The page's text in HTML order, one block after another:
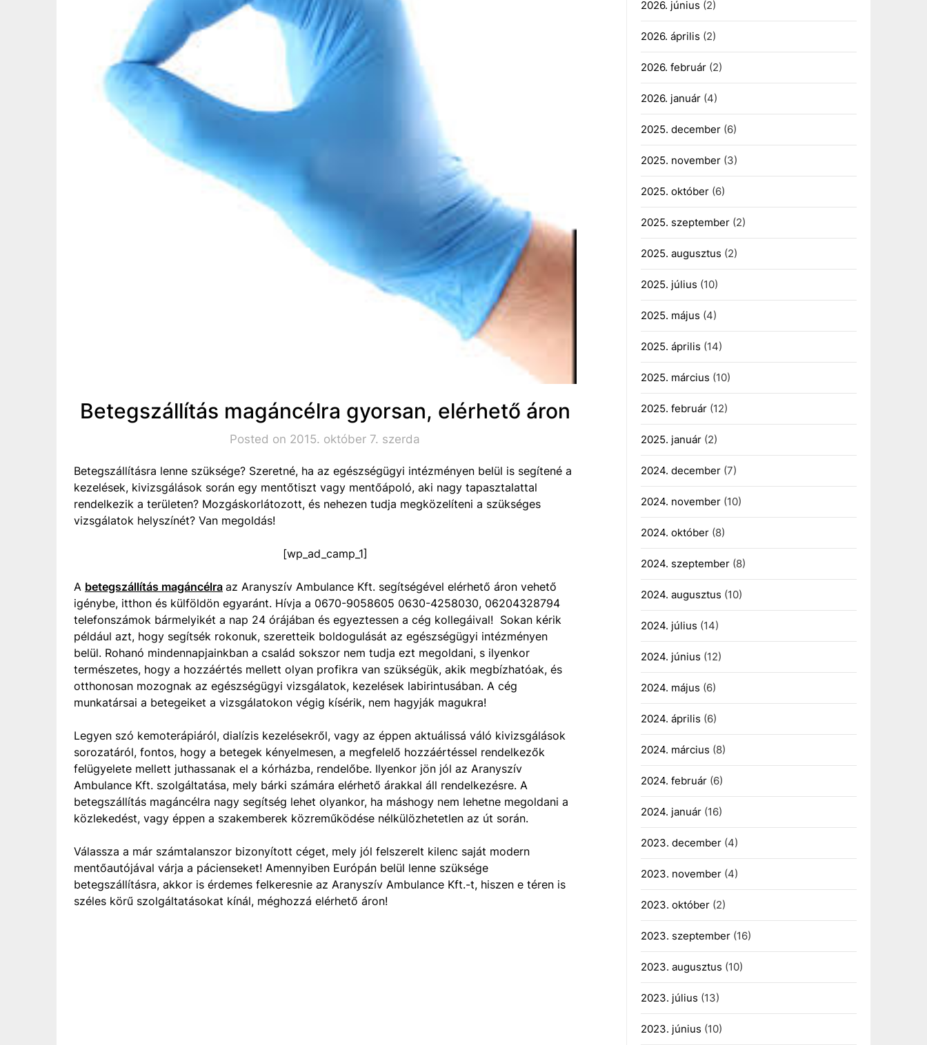
Betegszállítás magáncélra gyorsan, elérhető áron
Posted on 2015. október 7. szerda
Betegszállításra lenne szüksége? Szeretné, ha az egészségügyi intézményen belül is segítené a
kezelések, kivizsgálások során egy mentőtiszt vagy mentőápoló, aki nagy tapasztalattal
rendelkezik a területen? Mozgáskorlátozott, és nehezen tudja megközelíteni a szükséges
vizsgálatok helyszínét? Van megoldás!
[wp_ad_camp_1]
A betegszállítás magáncélra az Aranyszív Ambulance Kft. segítségével elérhető áron vehető
igénybe, itthon és külföldön egyaránt. Hívja a 0670-9058605 0630-4258030, 06204328794
telefonszámok bármelyikét a nap 24 órájában és egyeztessen a cég kollegáival! Sokan kérik
például azt, hogy segítsék rokonuk, szeretteik boldogulását az egészségügyi intézményen
belül. Rohanó mindennapjainkban a család sokszor nem tudja ezt megoldani, s ilyenkor
természetes, hogy a hozzáértés mellett olyan profikra van szükségük, akik megbízhatóak, és
otthonosan mozognak az egészségügyi vizsgálatok, kezelések labirintusában. A cég
munkatársai a betegeiket a vizsgálatokon végig kísérik, nem hagyják magukra!
Legyen szó kemoterápiáról, dialízis kezelésekről, vagy az éppen aktuálissá váló kivizsgálások
sorozatáról, fontos, hogy a betegek kényelmesen, a megfelelő hozzáértéssel rendelkezők
felügyelete mellett juthassanak el a kórházba, rendelőbe. Ilyenkor jön jól az Aranyszív
Ambulance Kft. szolgáltatása, mely bárki számára elérhető árakkal áll rendelkezésre. A
betegszállítás magáncélra nagy segítség lehet olyankor, ha máshogy nem lehetne megoldani a
közlekedést, vagy éppen a szakemberek közreműködése nélkülözhetetlen az út során.
Válassza a már számtalanszor bizonyított céget, mely jól felszerelt kilenc saját modern
mentőautójával várja a pácienseket! Amennyiben Európán belül lenne szüksége
betegszállításra, akkor is érdemes felkeresnie az Aranyszív Ambulance Kft.-t, hiszen e téren is
széles körű szolgáltatásokat kínál, méghozzá elérhető áron!
2026. június (2)
2026. április (2)
2026. február(2)
2026. január(4)
2025. december(6)
2025. november(3)
2025. október(6)
2025. szeptember(2)
2025. augusztus (2)
2025. július (10)
2025. május (4)
2025. április (14)
2025. március (10)
2025. február(12)
2025. január(2)
2024. december(7)
2024. november(10)
2024. október(8)
2024. szeptember(8)
2024. augusztus (10)
2024. július (14)
2024. június (12)
2024. május (6)
2024. április (6)
2024. március (8)
2024. február(6)
2024. január(16)
2023. december(4)
2023. november(4)
2023. október(2)
2023. szeptember(16)
2023. augusztus (10)
2023. július (13)
2023. június (10)